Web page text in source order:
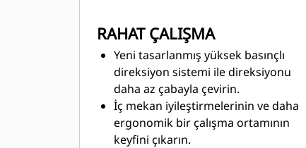
RAHAT ÇALIŞMA
Yeni tasarlanmış yüksek basınçlı
direksiyon sistemi ile direksiyonu
daha az çabayla çevirin.
İç mekan iyileştirmelerinin ve daha
ergonomik bir çalışma ortamının
keyfini çıkarın.